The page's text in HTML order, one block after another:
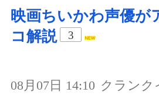
映画ちいかわ声優が
コ解説
3
08月07日 14:10 クランク